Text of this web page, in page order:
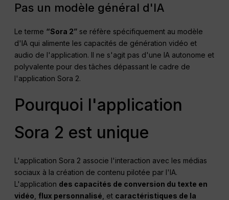
Pas un modèle général d'IA
Le terme “Sora 2” se réfère spécifiquement au modèle
d'IA qui alimente les capacités de génération vidéo et
audio de l'application. Il ne s'agit pas d'une IA autonome et
polyvalente pour des tâches dépassant le cadre de
l'application Sora 2.
Pourquoi l'application
Sora 2 est unique
L'application Sora 2 associe l'interaction avec les médias
sociaux à la création de contenu pilotée par l'IA.
L'application des capacités de conversion du texte en
vidéo ,flux personnalisé , et caractéristiques de la